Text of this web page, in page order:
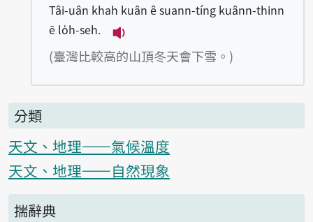
Tâi-uân khah kuân ê suann-tíng kuânn-thinn
ē lo̍h-seh.
播放例句Tâi-uân khah kuân
(臺灣比較高的山頂冬天會下雪。)
分類
天文、地理——氣候溫度
天文、地理——自然現象
揣辭典